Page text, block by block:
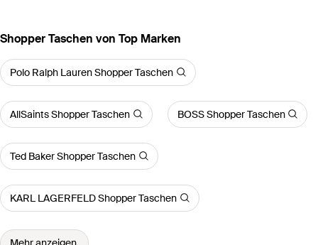
Shopper Taschen von Top Marken
Polo Ralph Lauren Shopper Taschen
AllSaints Shopper Taschen BOSS Shopper Taschen
Ted Baker Shopper Taschen
KARL LAGERFELD Shopper Taschen